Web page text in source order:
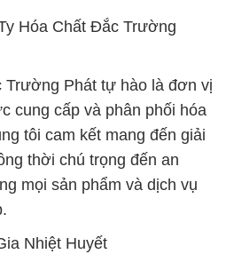
Hóa Chất Đắc Trường
Trường Phát tự hào là đơn vị
cung cấp và phân phối hóa
tôi cam kết mang đến giải
thời chú trọng đến an
mọi sản phẩm và dịch vụ
Nhiệt Huyết